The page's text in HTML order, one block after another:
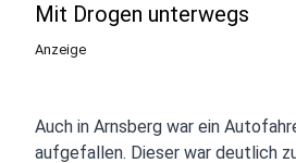
Mit Drogen unterwegs
Anzeige
Auch in Arnsberg war ein
aufgefallen. Dieser war deutlich